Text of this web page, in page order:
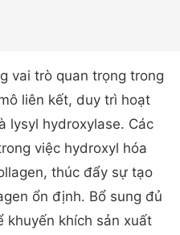
vai trò quan trọng trong
liên kết, duy trì hoạt
lysyl hydroxylase. Các
việc hydroxyl hóa
thúc đẩy sự tạo
ổn định. Bổ sung đủ
khuyến khích sản xuất